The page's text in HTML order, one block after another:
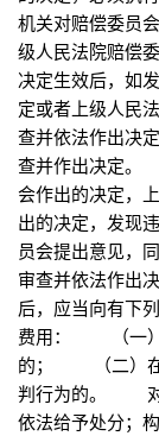
机关对赔偿委员
级人民法院赔
决定生效后，如
定或者上级人民
查并依法作出决
查并作出决定。
会作出的决定，
出的决定，发现
员会提出意见，
审查并依法作
后，应当向有下
费用： （一）
的； （二）在
判行为的。 对
依法给予处分；